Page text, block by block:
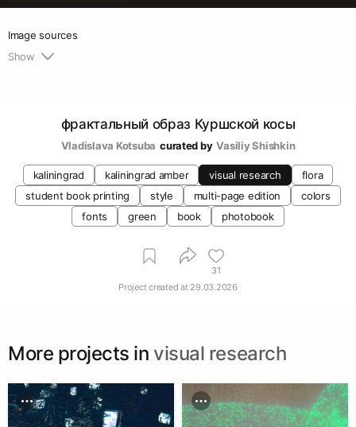
Image sources
Show
https://unsplash.com
фрактальный образ Куршской косы
Vladislava Kotsuba curated by Vasiliy Shishkin
kaliningrad kaliningrad amber visual research
flora
student book printing
style multi-page edition
colors
fonts
green book photobook
31
Project created at 29.03.2026
More projects in visual research